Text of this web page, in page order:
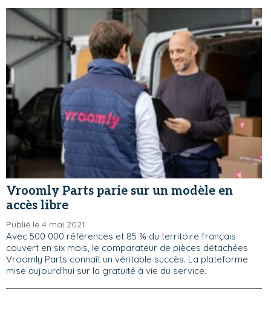
Vroomly Parts parie sur un modèle en
accès libre
Publié le 4 mai 2021
Avec 500 000 références et 85 % du territoire français
couvert en six mois, le comparateur de pièces détachées
Vroomly Parts connaît un véritable succès. La plateforme
mise aujourd'hui sur la gratuité à vie du service.